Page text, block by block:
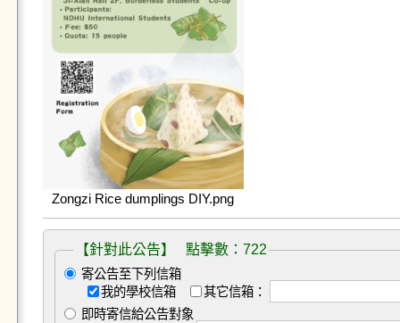
Zongzi Rice dumplings DIY.png
【針對此公告】 點擊數：722
寄公告至下列信箱
我的學校信箱
其它信箱：
即時寄信給公告對象